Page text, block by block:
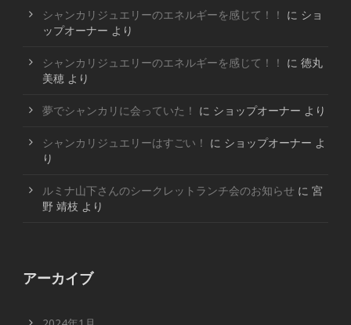
シャンカリジュエリーのエネルギーを感じて！！ に ショ
ップオーナー より
シャンカリジュエリーのエネルギーを感じて！！ に 徳丸
美穂 より
夢でシャンカリに会っていた！ に ショップオーナー より
シャンカリジュエリーはすごい！ に ショップオーナー よ
り
ルミナ山下さんのシークレットランチ会のお知らせ に 宮
野 靖枝 より
アーカイブ